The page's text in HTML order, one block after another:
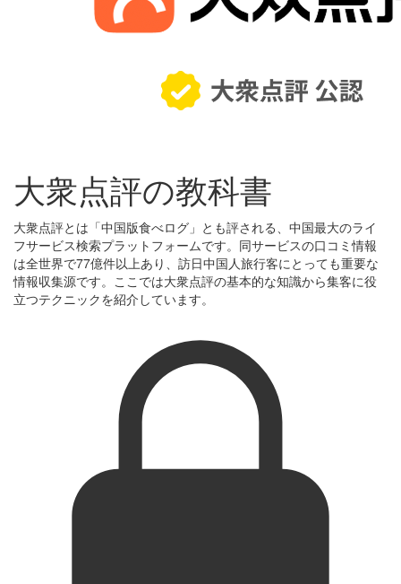
大衆点評の教科書
大衆点評とは「中国版食べログ」とも評される、中国最大のライ
フサービス検索プラットフォームです。同サービスの口コミ情報
は全世界で77億件以上あり、訪日中国人旅行客にとっても重要な
情報収集源です。ここでは大衆点評の基本的な知識から集客に役
立つテクニックを紹介しています。